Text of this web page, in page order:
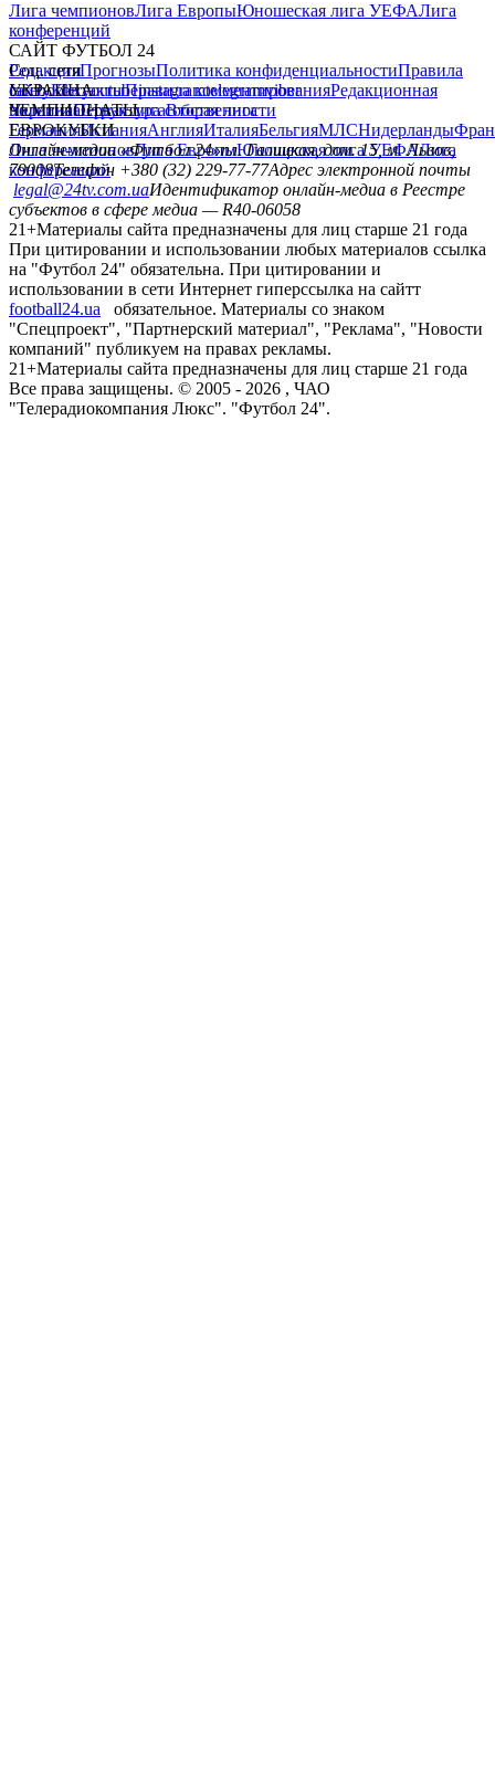
Лига чемпионовЛига ЕвропыЮношеская лига УЕФАЛига
конференций
САЙТ ФУТБОЛ 24
РедакцияПрогнозыПолитика конфиденциальностиПравила
сайтуКонтактыПравила комментированияРедакционная
политикаСтруктура собственности
Соц. сети
facebookxyoutubeinstagramtelegramviber
УКРАИНА
УкраинаПервая лигаВторая лига
ЧЕМПИОНАТЫ
ГерманияИспанияАнглияИталияБельгияМЛСНидерланды
ЕВРОКУБКИ
Лига чемпионовЛига ЕвропыЮношеская лига УЕФАЛига
конференций
Онлайн-медиа «Футбол 24»пл. Галицкая, дом. 15, м. Львов,
79008Телефон +380 (32) 229-77-77Адрес электронной почты
legal@24tv.com.uaИдентификатор онлайн-медиа в Реестре
субъектов в сфере медиа — R40-06058
21+Материалы сайта предназначены для лиц старше 21 года
При цитировании и использовании любых материалов ссылка
на "Футбол 24" обязательна. При цитировании и
использовании в сети Интернет гиперссылка на сайтт
football24.ua
обязательное. Материалы со знаком
"Спецпроект", "Партнерский материал", "Реклама", "Новости
компаний" публикуем на правах рекламы.
21+Материалы сайта предназначены для лиц старше 21 года
Все права защищены. © 2005 - 2026 , ЧАО
"Телерадиокомпания Люкс". "Футбол 24".